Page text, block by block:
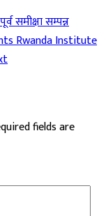
समीक्षा सम्पन्न
Rwanda Institute
fields are